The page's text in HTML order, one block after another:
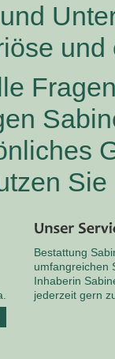
Bestattung
umfangreichen
Inhaberin
jederzeit gern